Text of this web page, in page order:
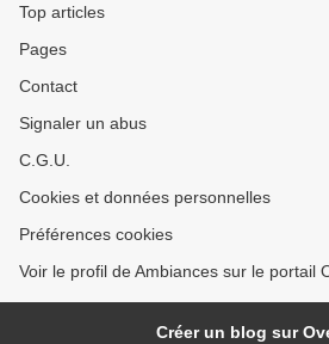
Top articles
Pages
Contact
Signaler un abus
C.G.U.
Cookies et données personnelles
Préférences cookies
Voir le profil de Ambiances sur le portail
Créer un blog sur